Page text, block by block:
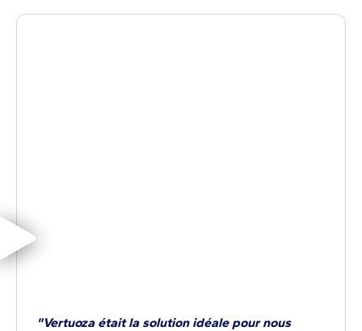
"Vertuoza était la solution idéale pour nous